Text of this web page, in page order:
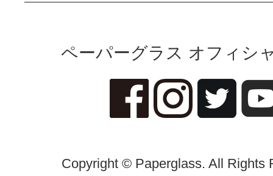
ペーパーグラス オフィシ
Copyright © Paperglass. All Rights